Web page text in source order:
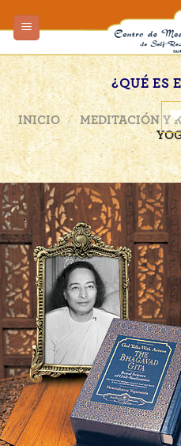
to
¿QUÉ ES
INICIO / MEDITACIÓN Y